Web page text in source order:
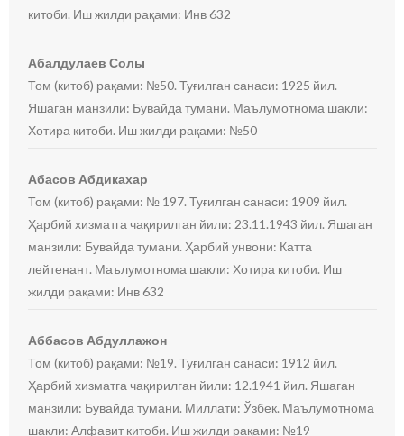
китоби. Иш жилди рақами: Инв 632
Абалдулаев Солы
Том (китоб) рақами: №50. Туғилган санаси: 1925 йил.
Яшаган манзили: Бувайда тумани. Маълумотнома шакли:
Хотира китоби. Иш жилди рақами: №50
Абасов Абдикахар
Том (китоб) рақами: № 197. Туғилган санаси: 1909 йил.
Ҳарбий хизматга чақирилган йили: 23.11.1943 йил. Яшаган
манзили: Бувайда тумани. Ҳарбий унвони: Катта
лейтенант. Маълумотнома шакли: Хотира китоби. Иш
жилди рақами: Инв 632
Аббасов Абдуллажон
Том (китоб) рақами: №19. Туғилган санаси: 1912 йил.
Ҳарбий хизматга чақирилган йили: 12.1941 йил. Яшаган
манзили: Бувайда тумани. Миллати: Ўзбек. Маълумотнома
шакли: Алфавит китоби. Иш жилди рақами: №19